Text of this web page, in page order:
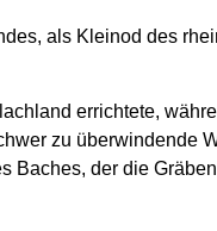
als Kleinod des
errichtete,
zu überwindende
Baches, der die